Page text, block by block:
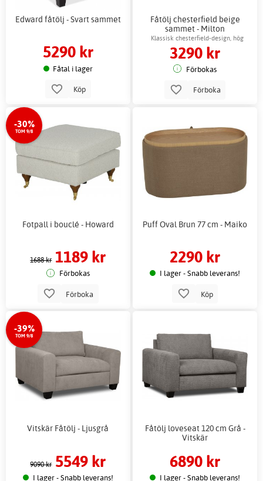
Edward fåtölj - Svart sammet
5290 kr
Fåtal i lager
Köp
Fåtölj chesterfield beige
sammet - Milton
Klassisk chesterfield-design, hög
komfort
3290 kr
Förbokas
Förboka
-30%
TOM 9/8
Fotpall i bouclé - Howard
1688 kr 1189 kr
Förbokas
Förboka
Puff Oval Brun 77 cm - Maiko
2290 kr
I lager - Snabb leverans!
Köp
-39%
TOM 9/8
Vitskär Fåtölj - Ljusgrå
9090 kr 5549 kr
I lager - Snabb leverans!
Fåtölj loveseat 120 cm Grå -
Vitskär
6890 kr
I lager - Snabb leverans!